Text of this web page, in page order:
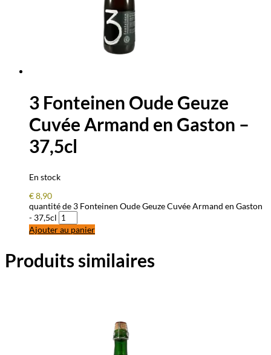
3 Fonteinen Oude Geuze
Cuvée Armand en Gaston –
37,5cl
En stock
€8,90
quantité de 3 Fonteinen Oude Geuze Cuvée Armand en Gaston
- 37,5cl
Ajouter au panier
Produits similaires